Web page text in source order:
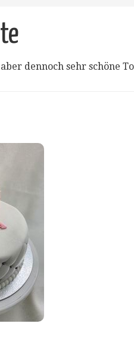
dennoch sehr schöne